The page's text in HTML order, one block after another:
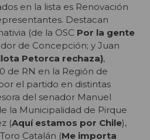
en la lista es Renovación
Destacan
(de la OSC Por la gente
de Concepción; y Juan
Petorca rechaza),
de RN en la Región de
el partido en distintas
del senador Manuel
la Municipalidad de Pirque
(Aquí estamos por Chile),
Catalán (Me importa